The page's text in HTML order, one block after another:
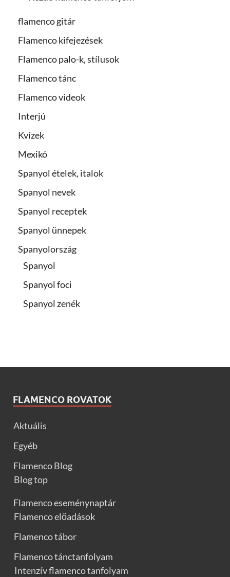
flamenco gitár
Flamenco kifejezések
Flamenco palo-k, stílusok
Flamenco tánc
Flamenco videok
Interjú
Kvízek
Mexikó
Spanyol ételek, italok
Spanyol nevek
Spanyol receptek
Spanyol ünnepek
Spanyolország
Spanyol
Spanyol foci
Spanyol zenék
FLAMENCO ROVATOK
Aktuális
Egyéb
Flamenco Blog
Blog top
Flamenco eseménynaptár
Flamenco előadások
Flamenco tábor
Flamenco tánctanfolyam
Intenzív flamenco tanfolyam